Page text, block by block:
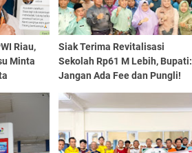
Riau,
Minta
Siak Terima Revitalisasi
Sekolah Rp61 M Lebih, Bupati:
Jangan Ada Fee dan Pungli!